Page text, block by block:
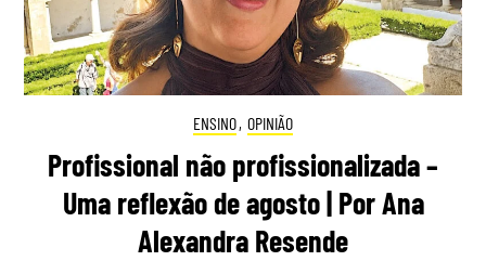
ENSINO, OPINIÃO
Profissional não profissionalizada –
Uma reflexão de agosto | Por Ana
Alexandra Resende